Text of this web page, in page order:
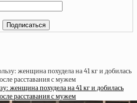
женщина похудела на 41 кг и добилась
расставания с мужем